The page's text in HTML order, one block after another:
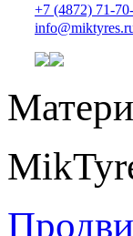
+7 (4872) 71-